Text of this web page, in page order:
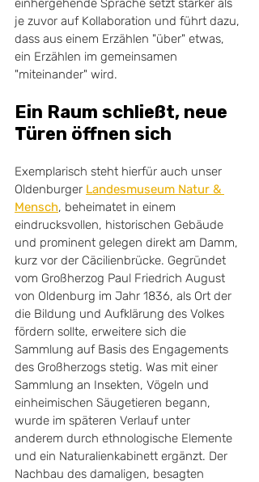
je zuvor auf Kollaboration und führt dazu,
dass aus einem Erzählen "über" etwas,
ein Erzählen im gemeinsamen
"miteinander" wird.
Ein Raum schließt, neue
Türen öffnen sich
Exemplarisch steht hierfür auch unser
Oldenburger Landesmuseum Natur &
Mensch, beheimatet in einem
eindrucksvollen, historischen Gebäude
und prominent gelegen direkt am Damm,
kurz vor der Cäcilienbrücke. Gegründet
vom Großherzog Paul Friedrich August
von Oldenburg im Jahr 1836, als Ort der
die Bildung und Aufklärung des Volkes
fördern sollte, erweitere sich die
Sammlung auf Basis des Engagements
des Großherzogs stetig. Was mit einer
Sammlung an Insekten, Vögeln und
einheimischen Säugetieren begann,
wurde im späteren Verlauf unter
anderem durch ethnologische Elemente
und ein Naturalienkabinett ergänzt. Der
Nachbau des damaligen, besagten